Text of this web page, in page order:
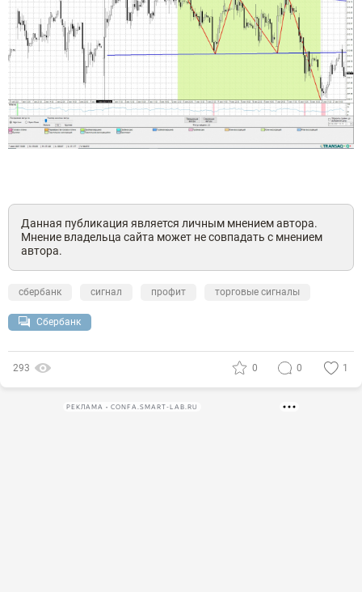
Данная публикация является личным мнением автора.
Мнение владельца сайта может не совпадать с мнением
автора.
сбербанк сигнал профит торговые сигналы
Сбербанк
293 0 0 1
РЕКЛАМА • CONFA.SMART-LAB.RU